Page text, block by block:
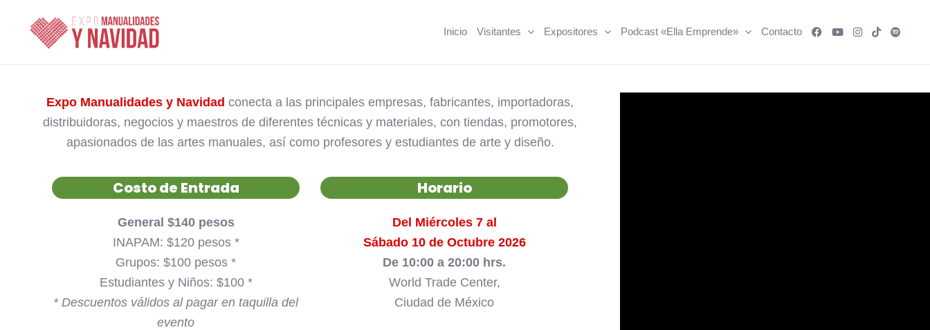
contenido
Inicio Visitantes Expositores Podcast «Ella Emprende» Contacto
Expo Manualidades y Navidad conecta a las principales empresas, fabricantes, importadoras,
distribuidoras, negocios y maestros de diferentes técnicas y materiales, con tiendas, promotores,
apasionados de las artes manuales, así como profesores y estudiantes de arte y diseño.
Costo de Entrada
General $140 pesos
INAPAM: $120 pesos *
Grupos: $100 pesos *
Estudiantes y Niños: $100 *
* Descuentos válidos al pagar en taquilla del
evento
Horario
Del Miércoles 7 al
Sábado 10 de Octubre 2026
De 10:00 a 20:00 hrs.
World Trade Center,
Ciudad de México